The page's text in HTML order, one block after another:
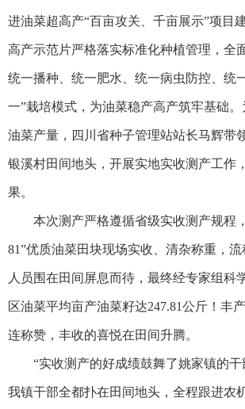
进油菜超高产“百亩攻关、千亩展示”项目
高产示范片严格落实标准化种植管理，全
统一播种、统一肥水、统一病虫防控、统
一”栽培模式，为油菜稳产高产筑牢基础
油菜产量，四川省种子管理站站长马辉带
银溪村田间地头，开展实地实收测产工作
果。
本次测产严格遵循省级实收测产规程，
81”优质油菜田块现场实收、清杂称重，
人员围在田间屏息而待，最终经专家组科
区油菜平均亩产油菜籽达247.81公斤！丰
连称赞，丰收的喜悦在田间升腾。
“实收测产的好成绩鼓舞了姚家镇的干
我镇干部全都扑在田间地头，全程跟进农